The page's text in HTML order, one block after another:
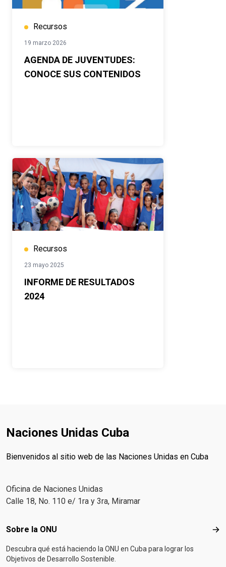
Recursos
19 marzo 2026
AGENDA DE JUVENTUDES:
CONOCE SUS CONTENIDOS
Recursos
23 mayo 2025
INFORME DE RESULTADOS
2024
Naciones Unidas Cuba
Bienvenidos al sitio web de las Naciones Unidas en Cuba
Oficina de Naciones Unidas
Calle 18, No. 110 e/ 1ra y 3ra, Miramar
Footer menu
Sobre la ONU
Descubra qué está haciendo la ONU en Cuba para lograr los
Objetivos de Desarrollo Sostenible.